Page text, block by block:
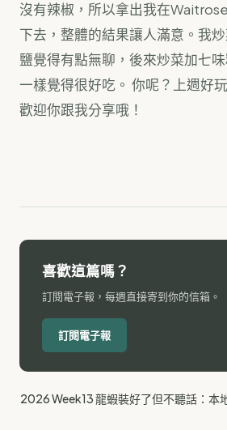
沒有辣椒，所以拿出我在
下去，整體的結果讓人滿意。我
鹽覺得有點無聊，後來炒菜加七
一樣覺得很好吃。 你呢？上週好
歡迎你跟我分享哦！
喜歡這篇嗎？
訂閱電子報，每週直接寄到你的信箱。
訂閱電子報
2026 Week13 龍蝦裝好了但不聽話：本